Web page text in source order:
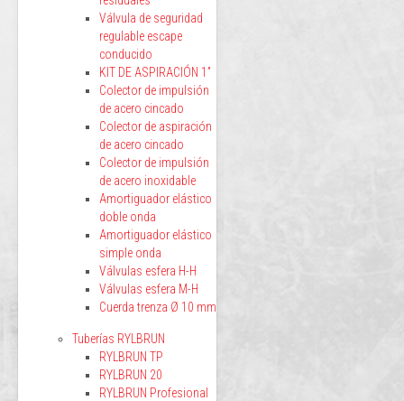
Válvula de seguridad
regulable escape
conducido
KIT DE ASPIRACIÓN 1”
Colector de impulsión
de acero cincado
Colector de aspiración
de acero cincado
Colector de impulsión
de acero inoxidable
Amortiguador elástico
doble onda
Amortiguador elástico
simple onda
Válvulas esfera H-H
Válvulas esfera M-H
Cuerda trenza Ø 10 mm
Tuberías RYLBRUN
RYLBRUN TP
RYLBRUN 20
RYLBRUN Profesional